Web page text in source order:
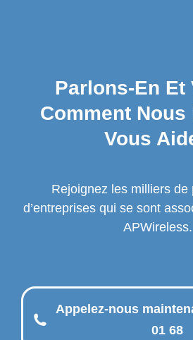
Parlons-En Et
Comment Nous
Vous
Rejoignez les milliers de
d’entreprises qui se sont
APWireless.
Appelez-nous
01 68